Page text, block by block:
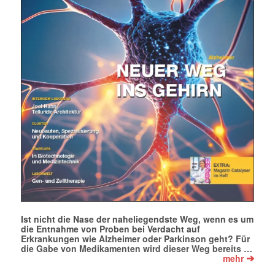
E-
Ist nicht die Nase der naheliegendste Weg, wenn es um
die Entnahme von Proben bei Verdacht auf
Erkrankungen wie Alzheimer oder Parkinson geht? Für
die Gabe von Medikamenten wird dieser Weg bereits …
mehr➔